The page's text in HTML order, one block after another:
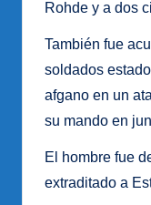
Rohde y a dos
También fue
soldados
afgano en un
su mando en
El hombre fue
extraditado a